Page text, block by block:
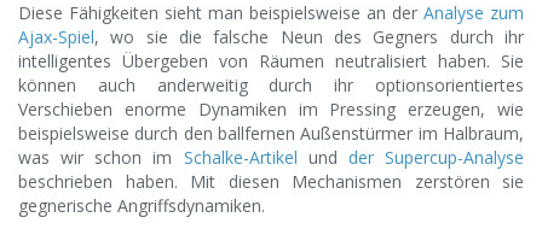
Diese Fähigkeiten sieht man beispielsweise an der Analyse zum
Ajax-Spiel, wo sie die falsche Neun des Gegners durch ihr
intelligentes Übergeben von Räumen neutralisiert haben. Sie
können auch anderweitig durch ihr optionsorientiertes
Verschieben enorme Dynamiken im Pressing erzeugen, wie
beispielsweise durch den ballfernen Außenstürmer im Halbraum,
was wir schon im Schalke-Artikel und der Supercup-Analyse
beschrieben haben. Mit diesen Mechanismen zerstören sie
gegnerische Angriffsdynamiken.